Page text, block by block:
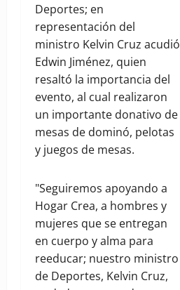
Deportes; en
representación del
ministro Kelvin Cruz acudió
Edwin Jiménez, quien
resaltó la importancia del
evento, al cual realizaron
un importante donativo de
mesas de dominó, pelotas
y juegos de mesas.
"Seguiremos apoyando a
Hogar Crea, a hombres y
mujeres que se entregan
en cuerpo y alma para
reeducar; nuestro ministro
de Deportes, Kelvin Cruz,